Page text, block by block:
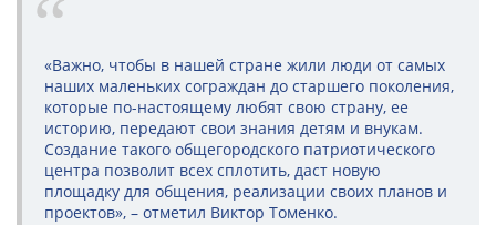
«Важно, чтобы в нашей стране жили люди от самых
наших маленьких сограждан до старшего поколения,
которые по-настоящему любят свою страну, ее
историю, передают свои знания детям и внукам.
Создание такого общегородского патриотического
центра позволит всех сплотить, даст новую
площадку для общения, реализации своих планов и
проектов», – отметил Виктор Томенко.